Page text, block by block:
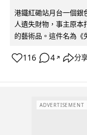
港鐵紅磡站月台一個銀
人遺失財物，事主原本
的藝術品。這件名為《
116 4 ↗ 分
ADVERTISEMENT